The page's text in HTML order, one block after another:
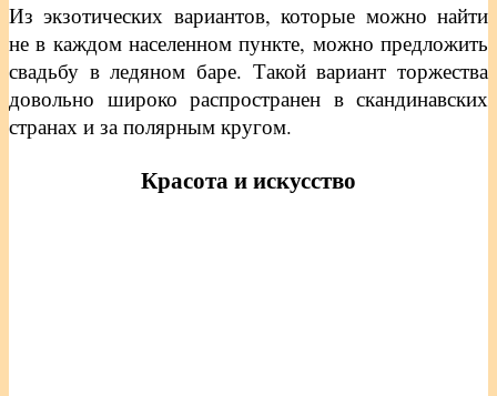
Из экзотических вариантов, которые можно найти
не в каждом населенном пункте, можно предложить
свадьбу в ледяном баре. Такой вариант торжества
довольно широко распространен в скандинавских
странах и за полярным кругом.
Красота и искусство